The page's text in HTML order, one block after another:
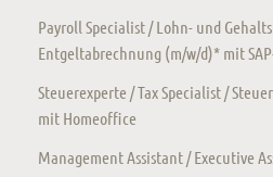
Payroll Specialist / Lohn- und
Entgeltabrechnung (m/w/d)* mit
Steuerexperte / Tax Specialist /
mit Homeoffice
Management Assistant / Executive